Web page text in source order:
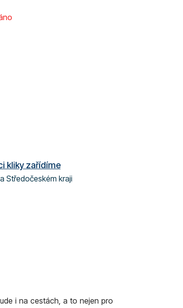
kliky zařídíme
Středočeském kraji
i na cestách, a to nejen pro